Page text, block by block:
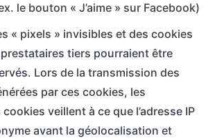
le bouton « J’aime » sur Facebook)
« pixels » invisibles et des cookies
tiers pourraient être
Lors de la transmission des
par ces cookies, les
veillent à ce que l’adresse IP
avant la géolocalisation et